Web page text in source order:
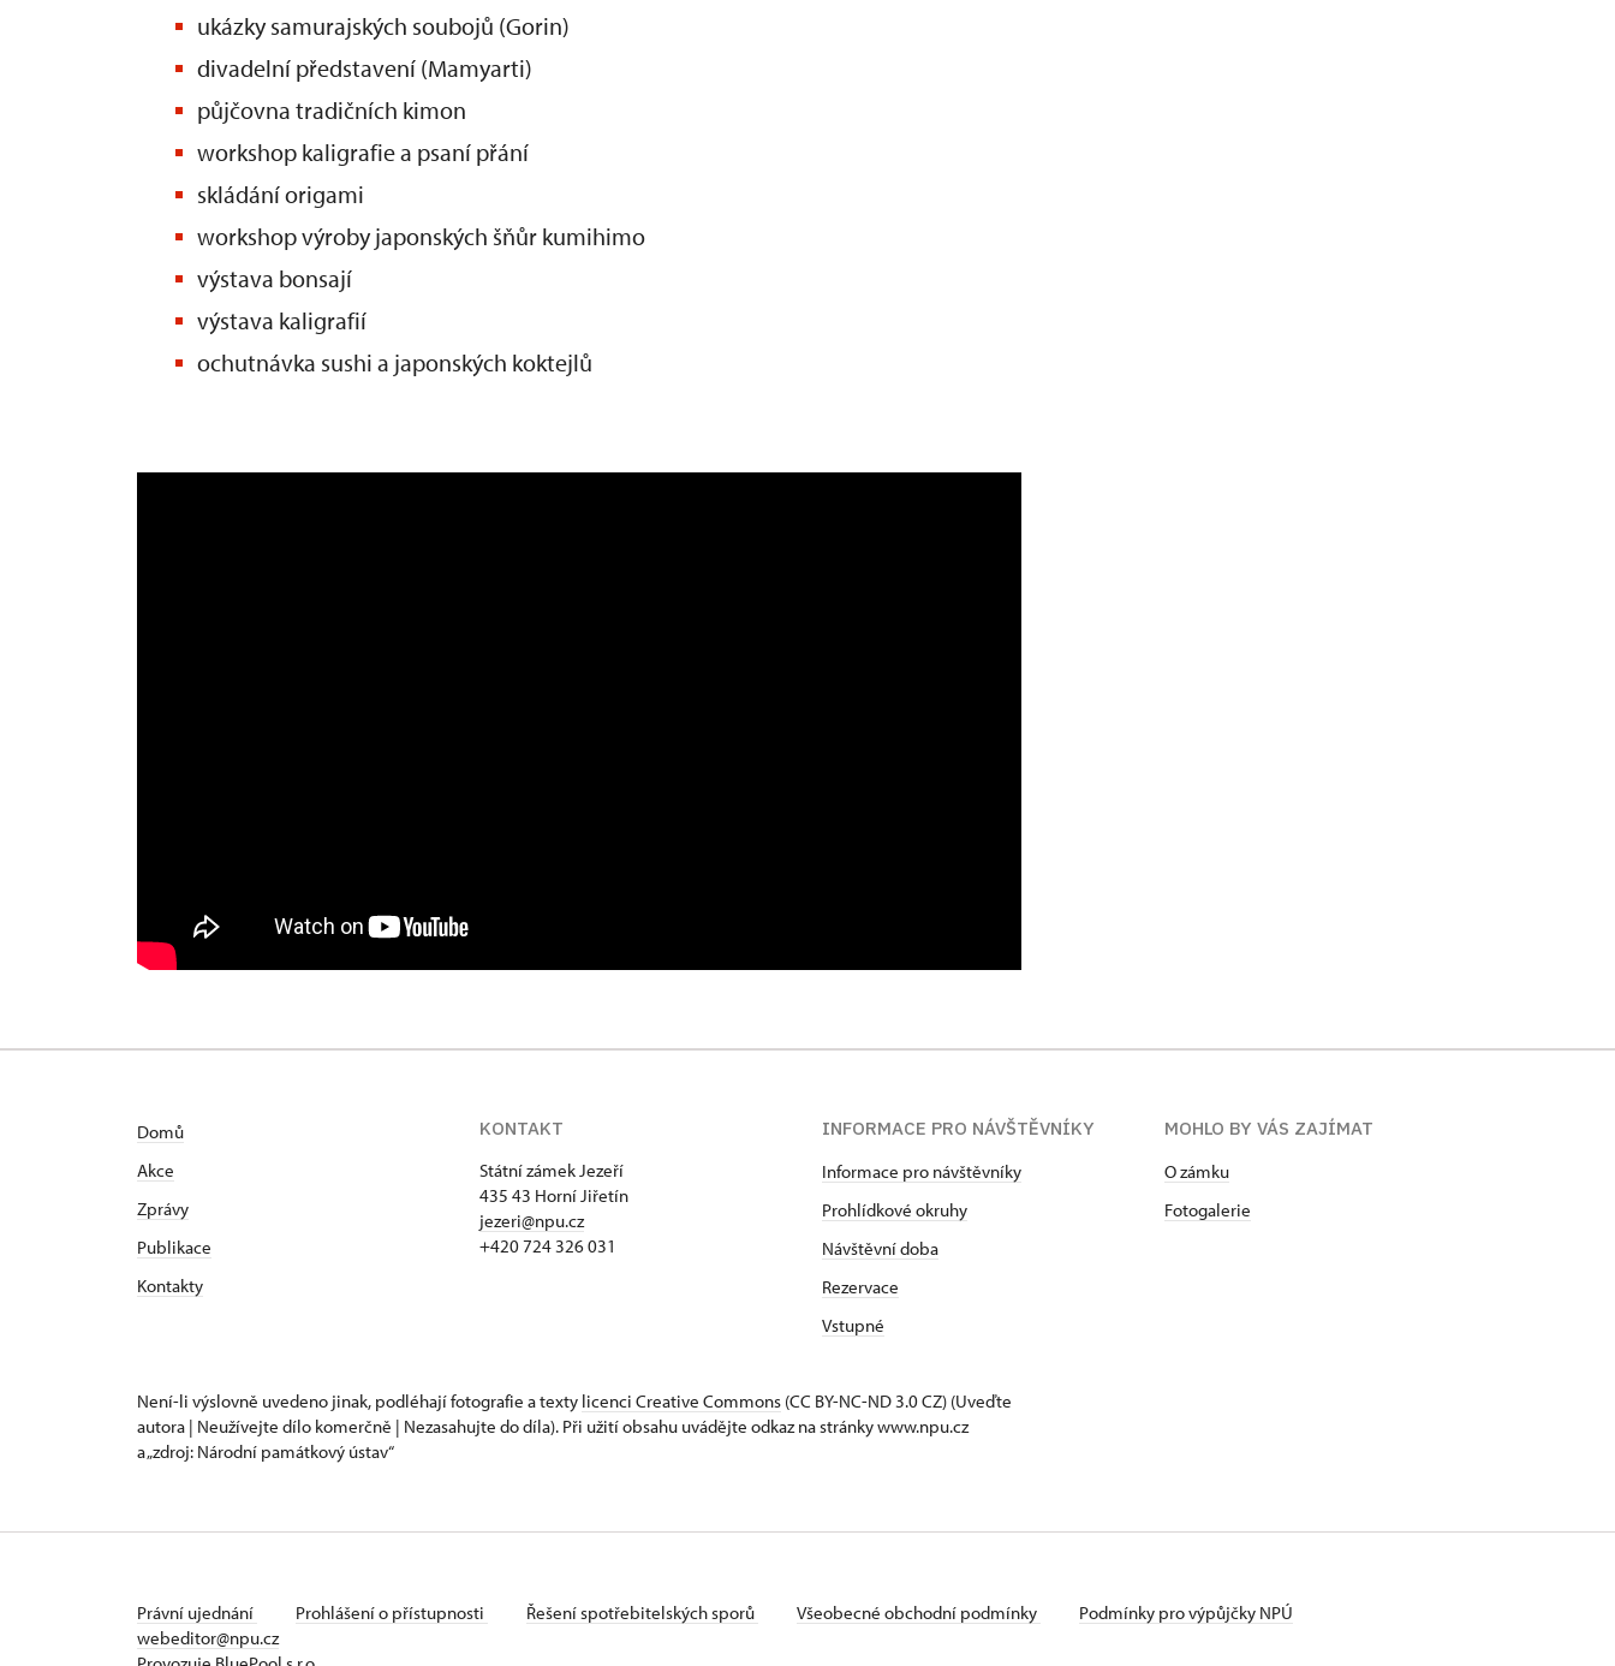
ukázky samurajských soubojů (Gorin)
divadelní představení (Mamyarti)
půjčovna tradičních kimon
workshop kaligrafie a psaní přání
skládání origami
workshop výroby japonských šňůr kumihimo
výstava bonsají
výstava kaligrafií
ochutnávka sushi a japonských koktejlů
Domů
Akce
Zprávy
Publikace
Kontakty
KONTAKT
Státní zámek Jezeří
435 43 Horní Jiřetín
jezeri@npu.cz
+420 724 326 031
INFORMACE PRO NÁVŠTĚVNÍKY
Informace pro návštěvníky
Prohlídkové okruhy
Návštěvní doba
Rezervace
Vstupné
MOHLO BY VÁS ZAJÍMAT
O zámku
Fotogalerie
Není-li výslovně uvedeno jinak, podléhají fotografie a texty licenci Creative Commons (CC BY-NC-ND 3.0 CZ) (Uveďte
autora | Neužívejte dílo komerčně | Nezasahujte do díla). Při užití obsahu uvádějte odkaz na stránky www.npu.cz
a „zdroj: Národní památkový ústav“
Právní ujednání Prohlášení o přístupnosti Řešení spotřebitelských sporů Všeobecné obchodní podmínky
Podmínky pro výpůjčky NPÚ
webeditor@npu.cz